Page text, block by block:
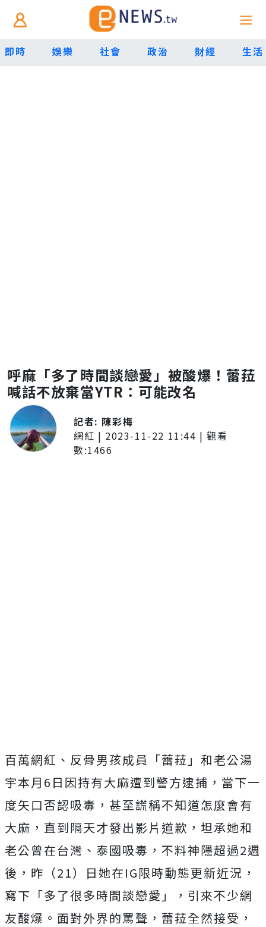
即時 娛樂 社會 政治 財經 生活
呼麻「多了時間談戀愛」被酸爆！蕾菈
喊話不放棄當YTR：可能改名
記者: 陳彩梅
網紅 | 2023-11-22 11:44 | 觀看
數:1466
百萬網紅、反骨男孩成員「蕾菈」和老公湯
宇本月6日因持有大麻遭到警方逮捕，當下一
度矢口否認吸毒，甚至謊稱不知道怎麼會有
大麻，直到隔天才發出影片道歉，坦承她和
老公曾在台灣、泰國吸毒，不料神隱超過2週
後，昨（21）日她在IG限時動態更新近況，
寫下「多了很多時間談戀愛」，引來不少網
友酸爆。面對外界的罵聲，蕾菈全然接受，